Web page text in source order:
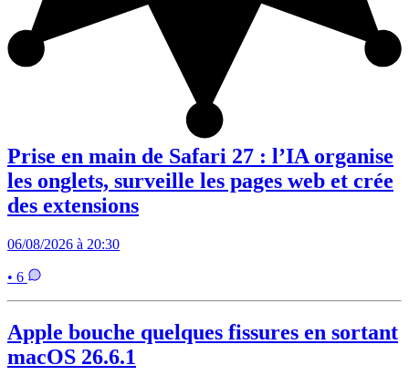
Prise en main de Safari 27 : l’IA organise
les onglets, surveille les pages web et crée
des extensions
06/08/2026 à 20:30
• 6
Apple bouche quelques fissures en sortant
macOS 26.6.1